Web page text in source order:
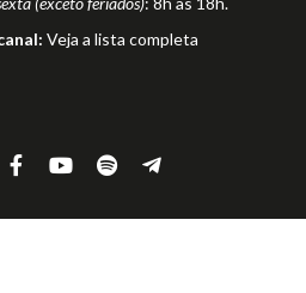
Veja a lista completa